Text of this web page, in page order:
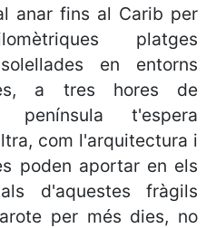
anar fins al Carib per
platges
en entorns
a tres hores de
t'espera
com l'arquitectura i
poden aportar en els
d'aquestes fràgils
per més dies, no